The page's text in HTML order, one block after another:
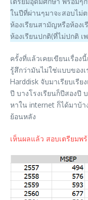
ในปีที่ผ่านๆมาจะสอบไม่
ห้องเรียนสามัญหรือห้องเ
ห้องเรียนปกติ(ที่ไม่ปกติ เ
ครั้งที่แล้วเคยเขียนเรื่อ
รู้สึกว่ามันไม่ใช่แบบของเ
Harddisk จับมาเรียบเรีย
ปี บางโรงเรียนก็ปีสองปี
หาใน internet ก็ได้มาบ้
ย้อนหลัง
เห็นผลแล้ว สอบเตรียมพ